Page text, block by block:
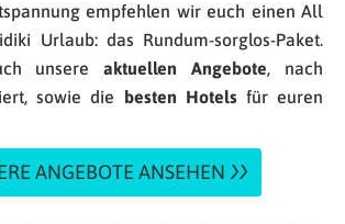
empfehlen wir euch einen All
Urlaub: das Rundum-sorglos-Paket.
unsereaktuellen Angebote, nach
sowie die besten Hotelsfür euren
ANGEBOTE ANSEHEN